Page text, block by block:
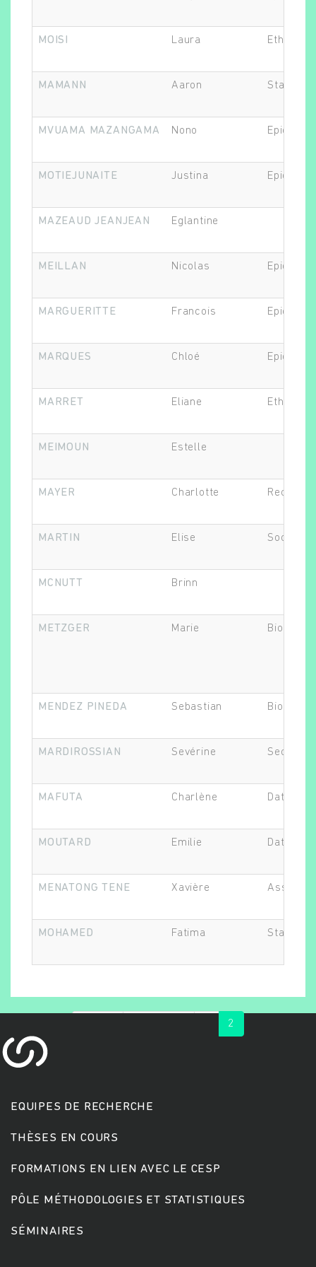
MOISI Laura
MAMANN Aaron
MVUAMA MAZANGAMA Nono
MOTIEJUNAITE Justina
MAZEAUD JEANJEAN Eglantine
MEILLAN Nicolas
MARGUERITTE Francois
MARQUES Chloé
MARRET Eliane
MEIMOUN Estelle
MAYER Charlotte
MARTIN Elise
MCNUTT Brinn
METZGER Marie
MENDEZ PINEDA Sebastian
MARDIROSSIAN Sevérine
MAFUTA Charlène Data
MOUTARD Emilie Data
MENATONG TENE Xavière
MOHAMED Fatima
2
EQUIPES DE RECHERCHE
THÈSES EN COURS
FORMATIONS EN LIEN AVEC LE CESP
PÔLE MÉTHODOLOGIES ET STATISTIQUES
SÉMINAIRES